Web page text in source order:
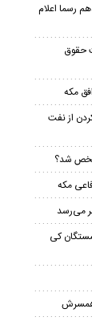
رسما اعلام
حقوق
مکه
از نفت
شد؟
مکه
می‌رسد
کی